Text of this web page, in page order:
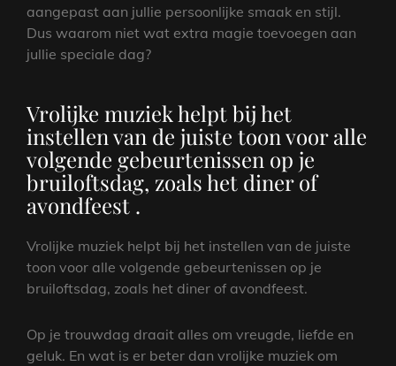
aangepast aan jullie persoonlijke smaak en stijl.
Dus waarom niet wat extra magie toevoegen aan
jullie speciale dag?
Vrolijke muziek helpt bij het
instellen van de juiste toon voor alle
volgende gebeurtenissen op je
bruiloftsdag, zoals het diner of
avondfeest .
Vrolijke muziek helpt bij het instellen van de juiste
toon voor alle volgende gebeurtenissen op je
bruiloftsdag, zoals het diner of avondfeest.
Op je trouwdag draait alles om vreugde, liefde en
geluk. En wat is er beter dan vrolijke muziek om